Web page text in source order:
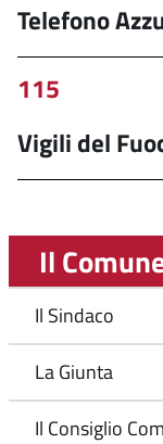
Telefono
115
Vigili del
Il
Il Sindaco
La Giunta
Il Consiglio